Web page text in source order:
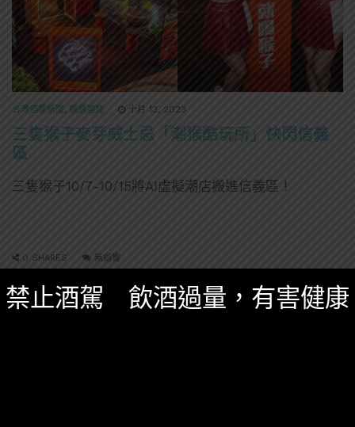
台灣酒圈新聞 , 精選酒聞 十月 13, 2023
三隻猴子麥芽威士忌「潮猴酷玩所」快閃信義
區
三隻猴子10/7-10/15將AI虛擬潮店搬進信義區！
0 SHARES 無迴響
禁止酒駕 飲酒過量，有害健康